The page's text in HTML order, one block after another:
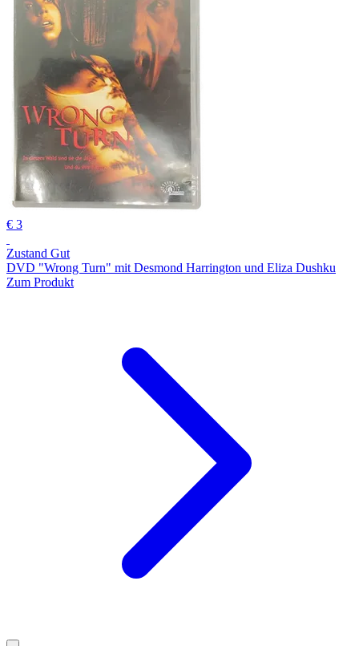
€ 3
Zustand Gut
DVD "Wrong Turn" mit Desmond Harrington und Eliza Dushku
Zum Produkt